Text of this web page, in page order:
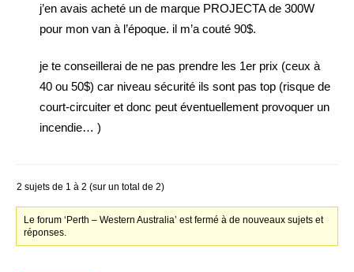
j’en avais acheté un de marque PROJECTA de 300W
pour mon van à l’époque. il m’a couté 90$.
je te conseillerai de ne pas prendre les 1er prix (ceux à
40 ou 50$) car niveau sécurité ils sont pas top (risque de
court-circuiter et donc peut éventuellement provoquer un
incendie… )
2 sujets de 1 à 2 (sur un total de 2)
Le forum ‘Perth – Western Australia’ est fermé à de nouveaux sujets et
réponses.